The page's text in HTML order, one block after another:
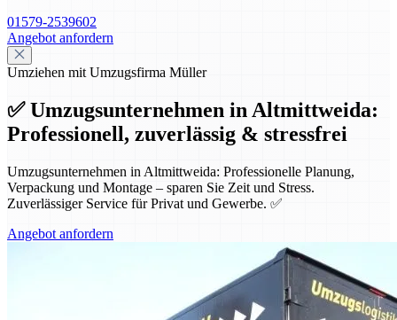
01579-2539602
Angebot anfordern
Umziehen mit Umzugsfirma Müller
✅ Umzugsunternehmen in Altmittweida:
Professionell, zuverlässig & stressfrei
Umzugsunternehmen in Altmittweida: Professionelle Planung,
Verpackung und Montage – sparen Sie Zeit und Stress.
Zuverlässiger Service für Privat und Gewerbe. ✅
Angebot anfordern